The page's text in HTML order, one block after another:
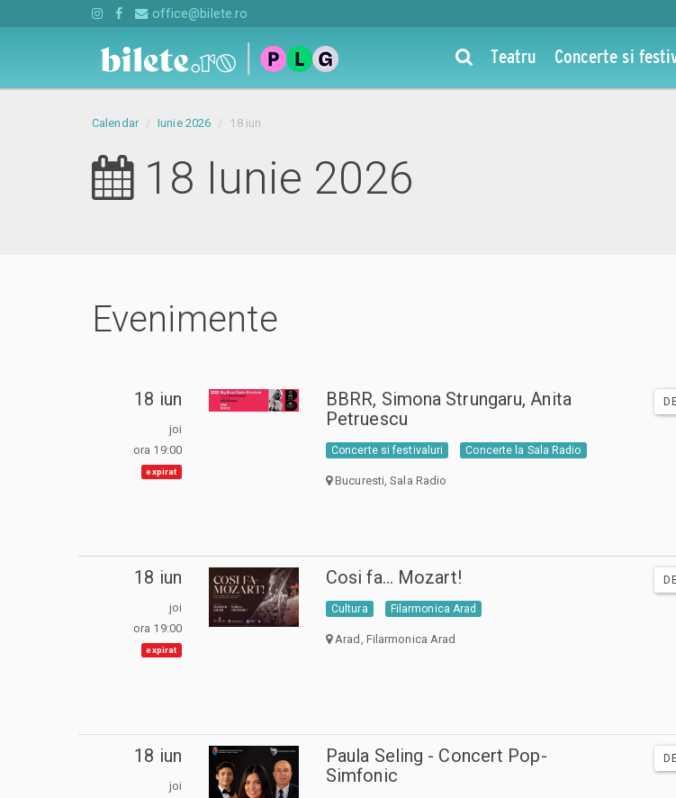
office@bilete.ro
Teatru Concerte si
Calendar Iunie 2026 18 iun
18 Iunie 2026
Evenimente
18 iun
joi
ora 19:00
expirat
BBRR, Simona Strungaru, Anita
Petruescu
Concerte si festivaluri Concerte la Sala Radio
Bucuresti, Sala Radio
18 iun
joi
ora 19:00
expirat
Cosi fa... Mozart!
Cultura Filarmonica Arad
Arad, Filarmonica Arad
18 iun
joi
Paula Seling - Concert Pop-
Simfonic